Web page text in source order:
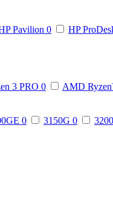
Pavilion 0 HP
3 PRO 0 AMD
0 3150G 0